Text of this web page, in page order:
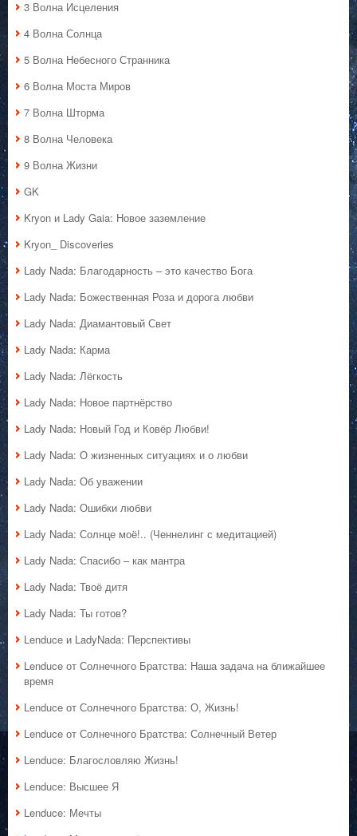
3 Волна Исцеления
4 Волна Солнца
5 Волна Небесного Странника
6 Волна Моста Миров
7 Волна Шторма
8 Волна Человека
9 Волна Жизни
GK
Kryon и Lady Gaia: Новое заземление
Kryon_ Discoveries
Lady Nada: Благодарность – это качество Бога
Lady Nada: Божественная Роза и дорога любви
Lady Nada: Диамантовый Свет
Lady Nada: Карма
Lady Nada: Лёгкость
Lady Nada: Новое партнёрство
Lady Nada: Новый Год и Ковёр Любви!
Lady Nada: О жизненных ситуациях и о любви
Lady Nada: Об уважении
Lady Nada: Ошибки любви
Lady Nada: Солнце моё!.. (Ченнелинг с медитацией)
Lady Nada: Спасибо – как мантра
Lady Nada: Твоё дитя
Lady Nada: Ты готов?
Lenduce и LadyNada: Перспективы
Lenduce от Солнечного Братства: Наша задача на ближайшее
время
Lenduce от Солнечного Братства: О, Жизнь!
Lenduce от Солнечного Братства: Солнечный Ветер
Lenduce: Благословляю Жизнь!
Lenduce: Высшее Я
Lenduce: Мечты